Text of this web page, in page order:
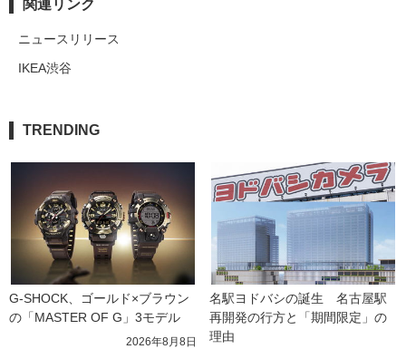
関連リンク
ニュースリリース
IKEA渋谷
TRENDING
G-SHOCK、ゴールド×ブラウン
の「MASTER OF G」3モデル
2026年8月8日
名駅ヨドバシの誕生　名古屋駅
再開発の行方と「期間限定」の
理由